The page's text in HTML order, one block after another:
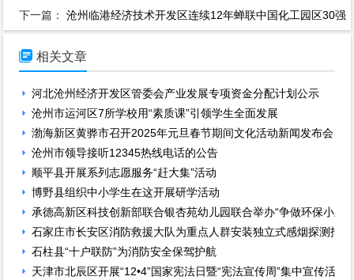
下一篇：沧州临港经济技术开发区连续12年蝉联中国化工园区30强
 相关文章
河北沧州经济开发区管委会产业发展专项资金分配计划公示
沧州市运河区7所学校用“素质课”引领学生全面发展
渤海新区黄骅市召开2025年元旦春节期间文化活动新闻发布会
沧州市领导接听12345热线电话的公告
顺平县开展系列志愿服务“赶大集”活动
博野县组织中小学生在这开展研学活动
承德高新区科技创新部联合银杏苑幼儿园联合举办“争做环保小卫
石家庄市长安区消防救援大队为重点人群安装独立式感烟探测报
石柱县“十户联防”为消防安全保驾护航
天津市北辰区开展“12•4”国家宪法日暨“宪法宣传周”集中宣传活动